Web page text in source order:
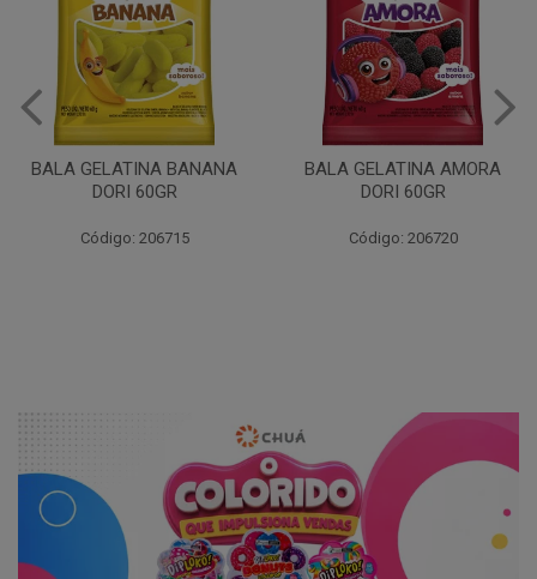
BALA GELATINA AMORA
DORI 60GR
Código: 206720
BALA GELATINA URSO DORI
60GR